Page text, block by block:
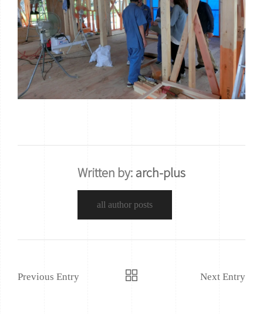
Written by:arch-plus
all author posts
Previous Entry Next Entry